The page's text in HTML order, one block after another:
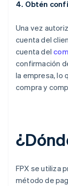
4. Obtén
Una vez
cuenta del
cuenta del
confirmación
la empresa, lo
compra y
FPX se utiliza
método de